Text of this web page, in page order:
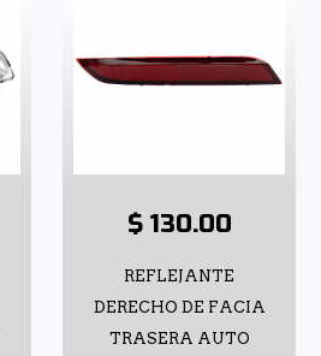
$ 130.00
REFLEJANTE
DERECHO DE FACIA
TRASERA AUTO